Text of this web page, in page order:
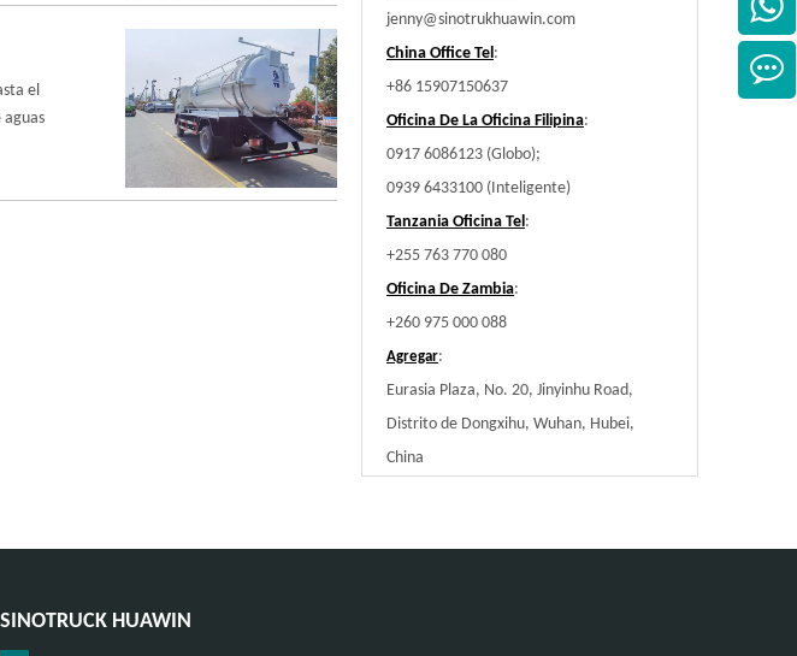
el
aguas
jenny@sinotrukhuawin.com
China Office Tel:
+86 15907150637
Oficina De La Oficina Filipina:
0917 6086123 (Globo);
0939 6433100 (Inteligente)
Tanzania Oficina Tel:
+255 763 770 080
Oficina De Zambia:
+260 975 000 088
Agregar:
Eurasia Plaza, No. 20, Jinyinhu Road,
Distrito de Dongxihu, Wuhan, Hubei,
China
SINOTRUCK HUAWIN